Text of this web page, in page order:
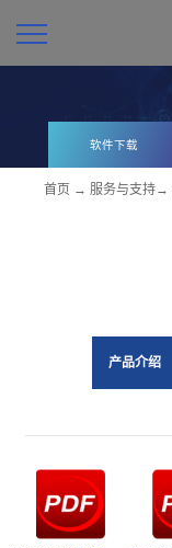
软件下载
首页 → 服务与支持→
产品介绍